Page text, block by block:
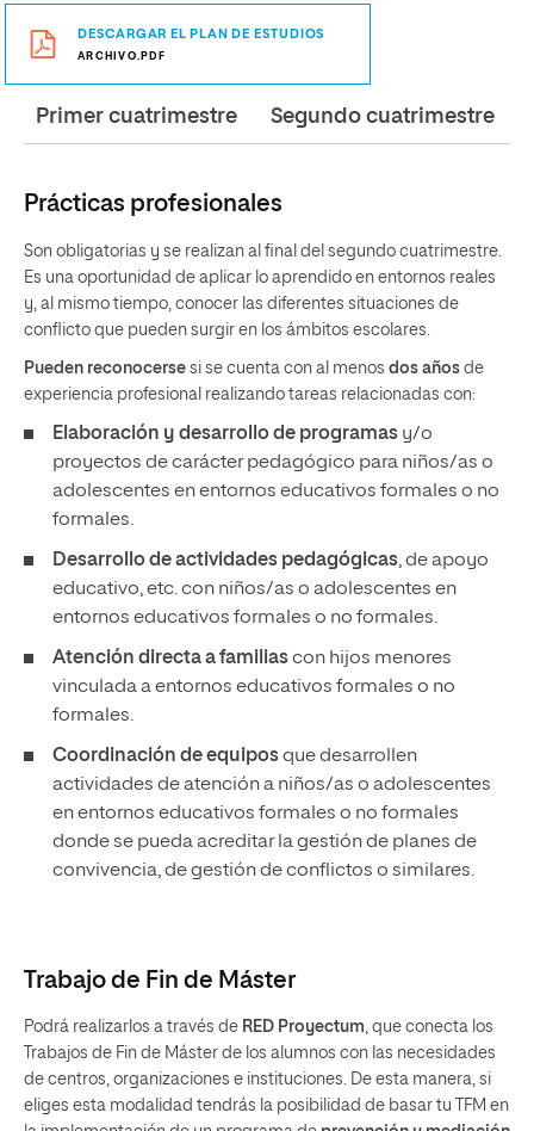
DESCARGAR EL PLAN DE ESTUDIOS
ARCHIVO.PDF
Primer cuatrimestre Segundo cuatrimestre
Prácticas profesionales
Son obligatorias y se realizan al final del segundo cuatrimestre.
Es una oportunidad de aplicar lo aprendido en entornos reales
y, al mismo tiempo, conocer las diferentes situaciones de
conflicto que pueden surgir en los ámbitos escolares.
Pueden reconocerse si se cuenta con al menos dos años de
experiencia profesional realizando tareas relacionadas con:
Elaboración y desarrollo de programas y/o
proyectos de carácter pedagógico para niños/as o
adolescentes en entornos educativos formales o no
formales.
Desarrollo de actividades pedagógicas, de apoyo
educativo, etc. con niños/as o adolescentes en
entornos educativos formales o no formales.
Atención directa a familiascon hijos menores
vinculada a entornos educativos formales o no
formales.
Coordinación de equiposque desarrollen
actividades de atención a niños/as o adolescentes
en entornos educativos formales o no formales
donde se pueda acreditar la gestión de planes de
convivencia, de gestión de conflictos o similares.
Trabajo de Fin de Máster
Podrá realizarlos a través de RED Proyectum, que conecta los
Trabajos de Fin de Máster de los alumnos con las necesidades
de centros, organizaciones e instituciones. De esta manera, si
eliges esta modalidad tendrás la posibilidad de basar tu TFM en